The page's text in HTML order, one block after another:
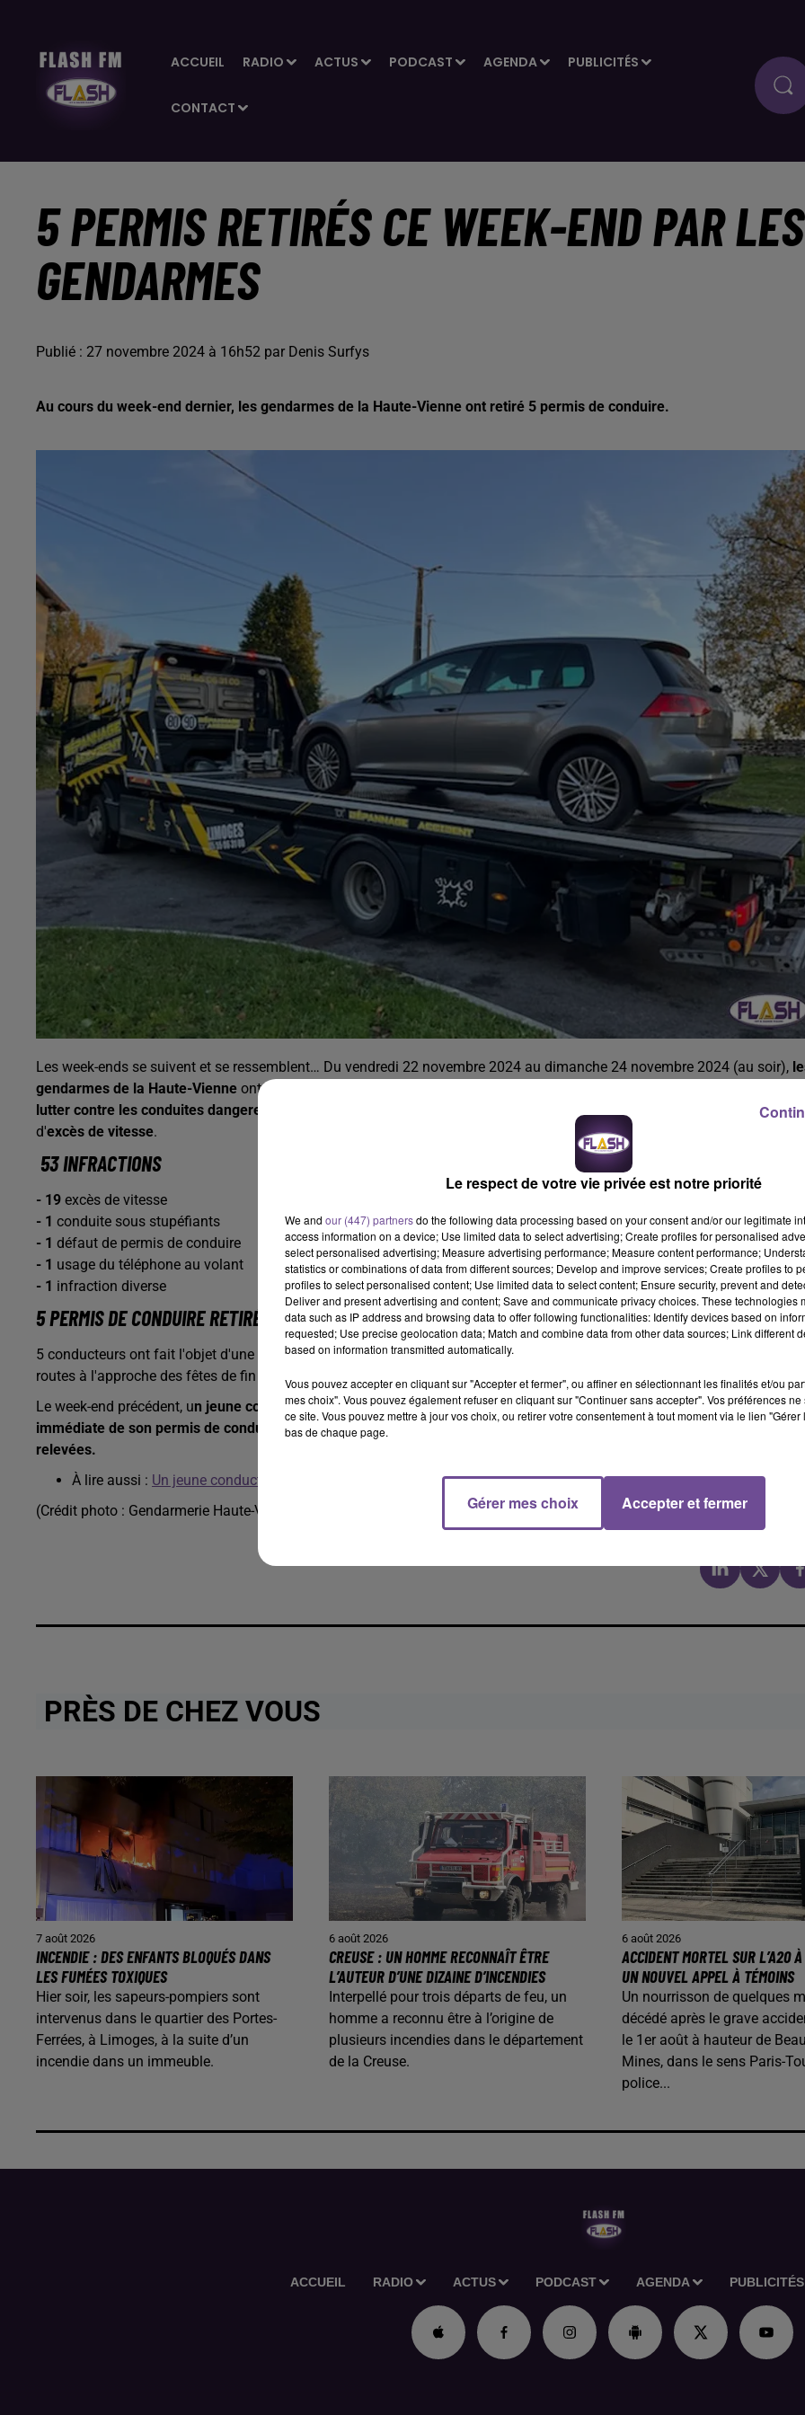
ACCUEIL RADIO ACTUS PODCAST AGENDA PUBLICITÉS
CONTACT
5 PERMIS RETIRÉS CE WEEK-END PAR LES
GENDARMES
Publié : 27 novembre 2024 à 16h52 par Denis Surfys
Au cours du week-end dernier, les gendarmes de la Haute-Vienne ont retiré 5 permis de conduire.
Les week-ends se suivent et se ressemblent… Du vendredi 22 novembre 2024 au dimanche 24 novembre 2024 (au soir),
gendarmes de la Haute-Vienne ont procédé à des contrôles sur les axes routiers du département avec comme objectif de
lutter contre les conduites dangereuses et addictives.
, avec un nombre important
d'excès de vitesse.
53 INFRACTIONS
- 19 excès de vitesse
- 1 conduite sous stupéfiants
- 1 défaut de permis de conduire
- 1 usage du téléphone au volant
- 1 infraction diverse
5 PERMIS DE CONDUIRE RETIRÉS
5 conducteurs ont fait l'objet d'une rétention immédiate de leur permis de conduire
routes à l'approche des fêtes de fin d'année.
Le week-end précédent, un jeune conducteur de 19 ans, titulaire d’un permis probatoire, a fait l'objet d'une rétention
immédiate de son permis de conduire
sur l’A20 pour vitesse retenue de
177km/h au lieu 110km/h. 46 infractions ont été
relevées.
À lire aussi : Un jeune conducteur flashé à 177km/h sur l’A20
(Crédit photo : Gendarmerie Haute-Vienne)
PRÈS DE CHEZ VOUS
7 août 2026
INCENDIE : DES ENFANTS BLOQUÉS DANS
LES FUMÉES TOXIQUES
Hier soir, les sapeurs-pompiers sont
intervenus dans le quartier des Portes-
Ferrées, à Limoges, à la suite d’un
incendie dans un immeuble.
6 août 2026
CREUSE : UN HOMME RECONNAÎT ÊTRE
L’AUTEUR D’UNE DIZAINE D’INCENDIES
Interpellé pour trois départs de feu, un
homme a reconnu être à l’origine de
plusieurs incendies dans le département
de la Creuse.
6 août 2026
ACCIDENT MORTEL SUR L’A20
UN NOUVEL APPEL À TÉMOINS
Un nourrisson de quelques
décédé après le grave
le 1er août à hauteur de
Mines, dans le sens Paris-
police...
ACCUEIL RADIO ACTUS PODCAST AGENDA PUBLICITÉS
Le respect de votre vie privée est notre priorité
We and our (447) partnersdo the following data processing based on your consent and/or our legitimate
access information on a device; Use limited data to select advertising; Create profiles for personalised
select personalised advertising; Measure advertising performance; Measure content performance;
statistics or combinations of data from different sources; Develop and improve services; Create profiles to
profiles to select personalised content; Use limited data to select content; Ensure security, prevent and
Deliver and present advertising and content; Save and communicate privacy choices. These technologies
data such as IP address and browsing data to offer following functionalities: Identify devices based on
requested; Use precise geolocation data; Match and combine data from other data sources; Link different
based on information transmitted automatically.
Vous pouvez accepter en cliquant sur "Accepter et fermer", ou affiner en sélectionnant les finalités et/ou
mes choix". Vous pouvez également refuser en cliquant sur "Continuer sans accepter". Vos préférences
ce site. Vous pouvez mettre à jour vos choix, ou retirer votre consentement à tout moment via le lien
bas de chaque page.
Gérer mes choix Accepter et fermer